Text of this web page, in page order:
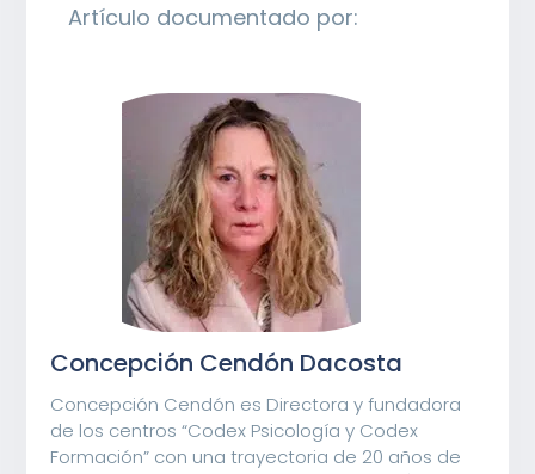
Artículo documentado por:
Concepción Cendón Dacosta
Concepción Cendón es Directora y fundadora
de los centros “Codex Psicología y Codex
Formación” con una trayectoria de 20 años de